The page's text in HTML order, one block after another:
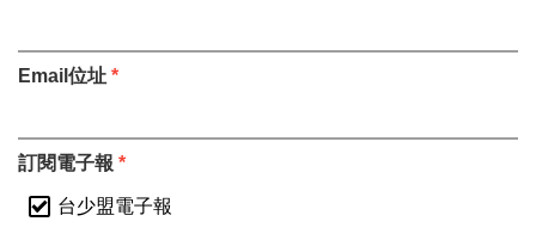
Email位址 *
訂閱電子報 *
台少盟電子報